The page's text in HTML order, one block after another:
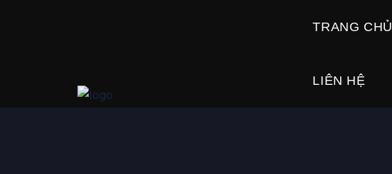
TRANG CHỦ
LIÊN HỆ